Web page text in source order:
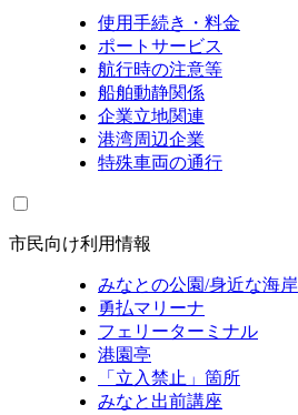
使用手続き・料金
ポートサービス
航行時の注意等
船舶動静関係
企業立地関連
港湾周辺企業
特殊車両の通行
市民向け利用情報
みなとの公園/身近な海岸
勇払マリーナ
フェリーターミナル
港園亭
「立入禁止」箇所
みなと出前講座